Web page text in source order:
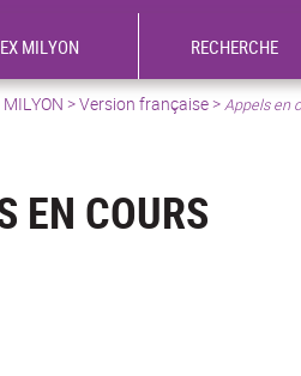
MILYON RECHERCHE
>Version française>Appels en
EN COURS